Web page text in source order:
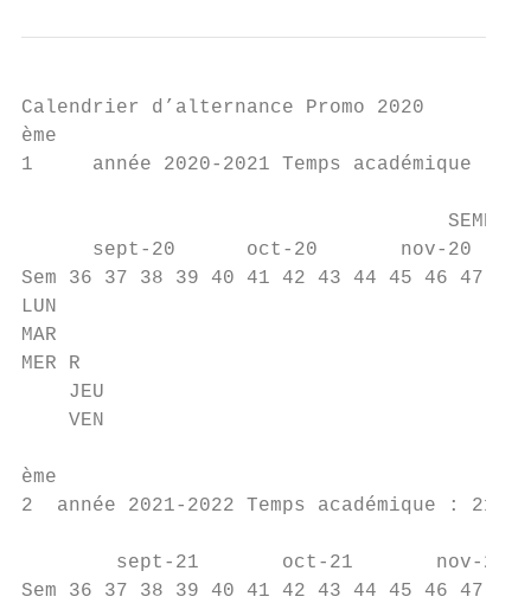
Calendrier d’alternance Promo 2020
ème
1     année 2020-2021 Temps académique :
sept-20      oct-20       nov-20
Sem 36 37 38 39 40 41 42 43 44 45 46 47
LUN
MAR
MER R
JEU
VEN
ème
2  année 2021-2022 Temps académique : 21
sept-21       oct-21       nov-21
Sem 36 37 38 39 40 41 42 43 44 45 46 47